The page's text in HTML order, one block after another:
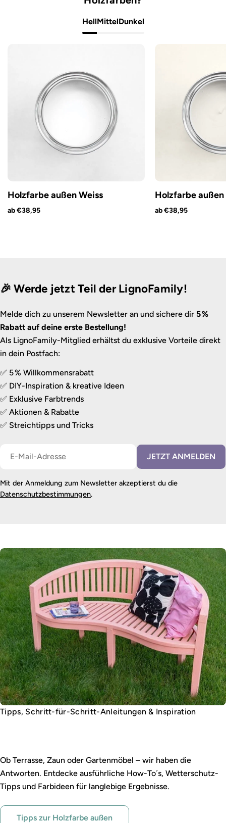
HellMittelDunkel
Holzfarbe außen Weiss
ab €38,95
Holzfarbe
ab €38,95
🎉 Werde jetzt Teil der LignoFamily!
Melde dich zu unserem Newsletter an und sichere dir 5 %
Rabatt auf deine erste Bestellung!
Als LignoFamily-Mitglied erhältst du exklusive Vorteile direkt
in dein Postfach:
✅ 5 % Willkommensrabatt
✅ DIY-Inspiration & kreative Ideen
✅ Exklusive Farbtrends
✅ Aktionen & Rabatte
✅ Streichtipps und Tricks
JETZT ANMELDEN
Mit der Anmeldung zum Newsletter akzeptierst du die
Datenschutzbestimmungen.
Tipps, Schritt-für-Schritt-Anleitungen & Inspiration
Ob Terrasse, Zaun oder Gartenmöbel – wir haben die
Antworten. Entdecke ausführliche How-To´s, Wetterschutz-
Tipps und Farbideen für langlebige Ergebnisse.
Tipps zur Holzfarbe außen